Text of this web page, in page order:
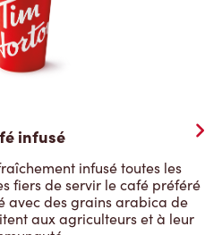
infusé
infusé toutes les
fiers de servir le café préféré
avec des grains arabica de
aux agriculteurs et à leur